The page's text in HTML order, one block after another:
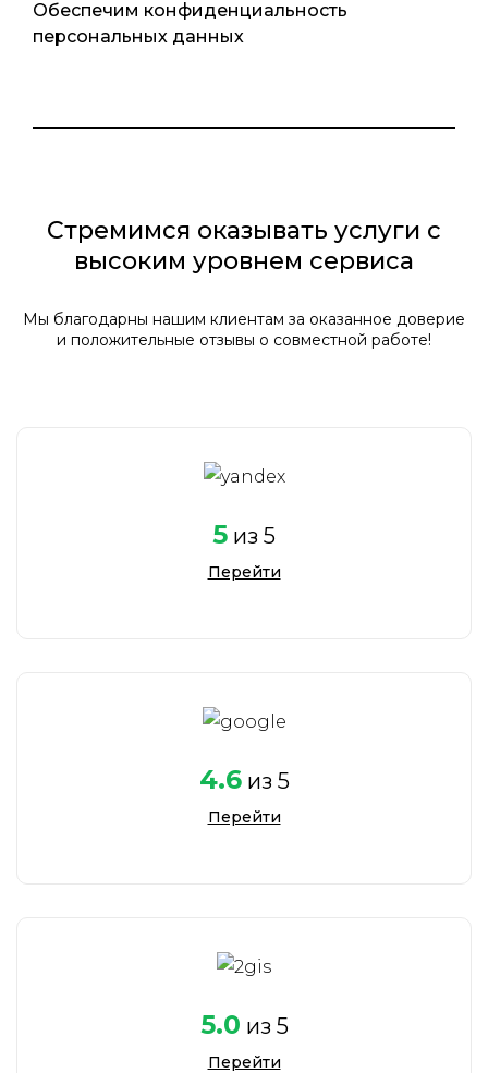
Обеспечим конфиденциальность
персональных данных
Стремимся оказывать услуги с
высоким уровнем сервиса
Мы благодарны нашим клиентам за оказанное доверие
и положительные отзывы о совместной работе!
5 из 5
Перейти
4.6из 5
Перейти
5.0 из 5
Перейти